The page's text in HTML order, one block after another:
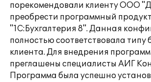
порекомендовали клиенту ООО
преобрести программный продукт
"1С:Бухгалтерия 8". Данная
полностью соответствовала типу
клиента. Для внедрения
преглашены специалисты АИГ
Программа была успешно